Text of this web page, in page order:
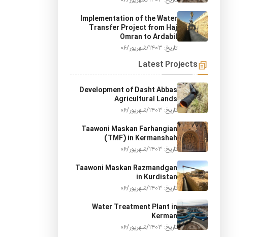
Implementation of the Water
Transfer Project from Haj
Omran to Ardabil
تاریخ: 1403/شهریور/06
Latest Projects
Development of Dasht Abbas
Agricultural Lands
تاریخ: 1403/شهریور/06
Taawoni Maskan Farhangian
(TMF) in Kermanshah
تاریخ: 1403/شهریور/06
Taawoni Maskan Razmandgan
in Kurdistan
تاریخ: 1403/شهریور/06
Water Treatment Plant in
Kerman
تاریخ: 1403/شهریور/06